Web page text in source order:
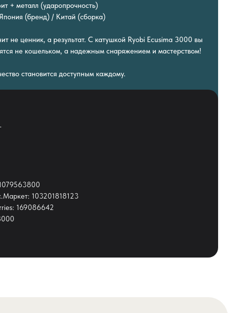
+ металл (ударопрочность)
(бренд) / Китай (сборка)
не ценник, а результат. С катушкой Ryobi Ecusima 3000 вы
не кошельком, а надежным снаряжением и мастерством!
становится доступным каждому.
103201818123
169086642